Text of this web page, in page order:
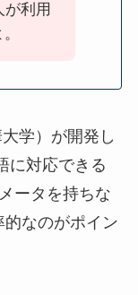
利用
学）が開発し
に対応できる
ータを持ちな
なのがポイン